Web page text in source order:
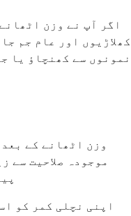
اگر آپ نے وزن
کھلاڑیوں اور عام جم
نمونوں سے کھنچاؤ یا
وزن اٹھانے کے
موجودہ صلاحیت سے
اپنی نچلی کمر کو